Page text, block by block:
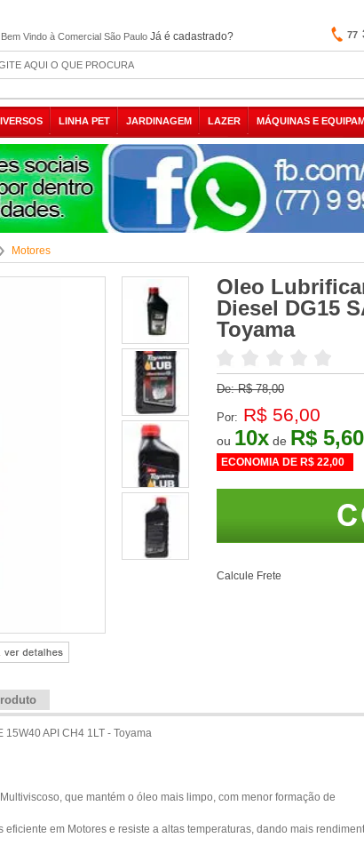
Vindo à Comercial São Paulo Já é cadastrado? 77
LINHA PET JARDINAGEM LAZER MÁQUINAS E
Motores
Oleo
Diesel DG15
Toyama
De:R$ 78,00
Por: R$ 56,00
ou 10x de R$ 5,60
ECONOMIA DE R$ 22,00
Calcule Frete
API CH4 1LT - Toyama
que mantém o óleo mais limpo, com menor formação de
em Motores e resiste a altas temperaturas, dando mais